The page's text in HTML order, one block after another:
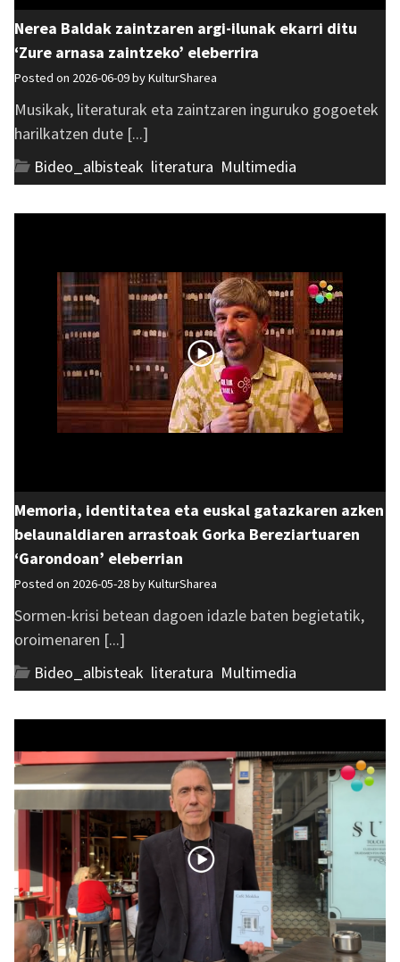
Nerea Baldak zaintzaren argi-ilunak ekarri ditu
‘Zure arnasa zaintzeko’ eleberrira
Posted on 2026-06-09 byKulturSharea
Musikak, literaturak eta zaintzaren inguruko gogoetek
harilkatzen dute [...]
Bideo_albisteak literatura Multimedia
Memoria, identitatea eta euskal gatazkaren azken
belaunaldiaren arrastoak Gorka Bereziartuaren
‘Garondoan’ eleberrian
Posted on 2026-05-28 byKulturSharea
Sormen-krisi betean dagoen idazle baten begietatik,
oroimenaren [...]
Bideo_albisteak literatura Multimedia